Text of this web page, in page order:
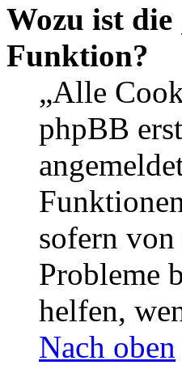
Wozu ist die
Funktion?
„Alle
phpBB
sofern
Probleme
helfen,
Nach oben